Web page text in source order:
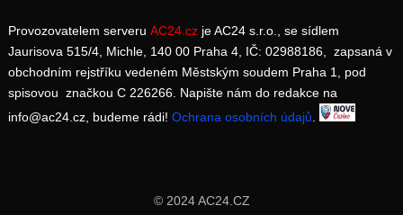
Provozovatelem serveru AC24.cz je AC24 s.r.o., se sídlem
Jaurisova 515/4, Michle, 140 00 Praha 4, IČ: 02988186, zapsaná v
obchodním rejstříku vedeném Městským soudem Praha 1, pod
spisovou značkou C 226266. Napište nám do redakce na
info@ac24.cz, budeme rádi! Ochrana osobních údajů.
© 2024 AC24.CZ